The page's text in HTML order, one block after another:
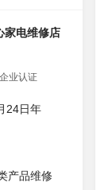
家电维修店
企业认证
24日年
产品维修